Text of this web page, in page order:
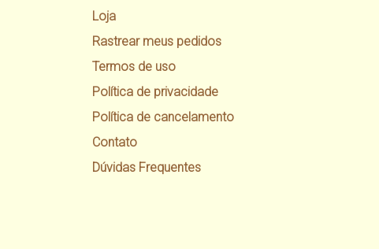
Loja
Rastrear meus pedidos
Termos de uso
Política de privacidade
Política de cancelamento
Contato
Dúvidas Frequentes